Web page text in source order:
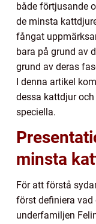
både förtjusande
de minsta
fångat
bara på grund av
grund av deras
I denna artikel
dessa kattdjur
speciella.
minsta
För att förstå
först definiera vad
underfamiljen